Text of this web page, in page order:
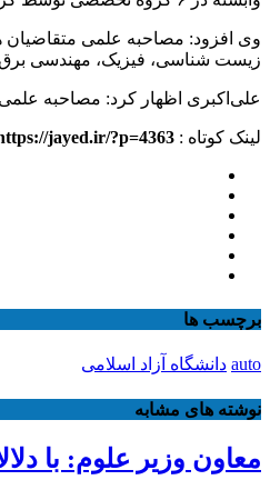
زیست شناسی، فیزیک، مهندسی
علی‌اکبری اظهار کرد: مصاحبه
لینک کوتاه : jayed.ir/?p=4363
برچسب ها
auto دانشگاه آزاد اسلامی
نوشته های مشابه
معاون وزیر علوم: با